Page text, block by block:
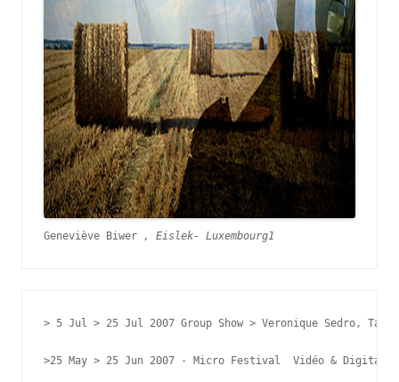
Geneviève Biwer , Eislek- Luxembourg1
> 5 Jul > 25 Jul 2007 Group Show > Veronique Sedro,
>25 May > 25 Jun 2007 - Micro Festival Vidéo & Digital